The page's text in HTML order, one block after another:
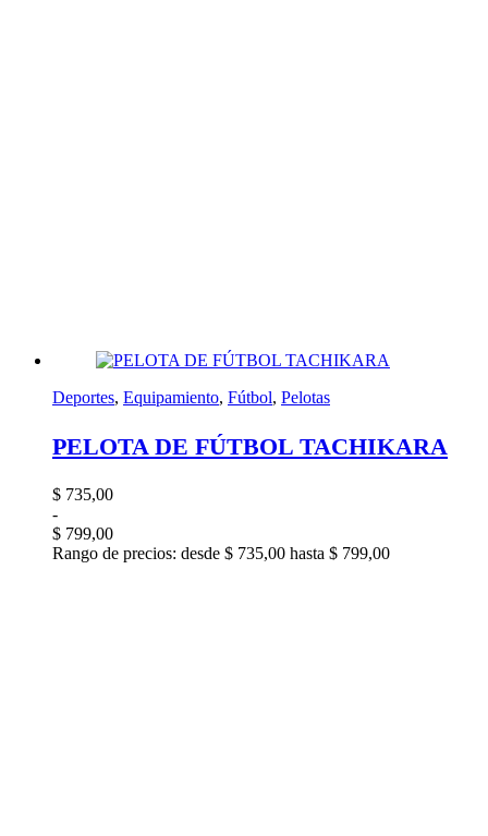
Deportes, Equipamiento, Fútbol, Pelotas
PELOTA DE FÚTBOL TACHIKARA
$ 735,00
-
$ 799,00
Rango de precios: desde $ 735,00 hasta $ 799,00